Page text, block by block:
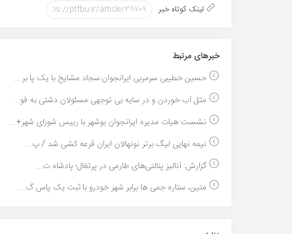
لینک کوتاه خبر
خبر‌های مرتبط
حسین خطیبی سرمربی ایرانجوان:سجاد مشایخ با یک پا بر...
مثل آب خوردن و در سایه بی توجهی مسئولان دشتی به فو...
نشست هیات مدیره ایرانجوان بوشهر با رییس شورای شهر+...
نیمه نهایی لیگ برتر نونهالان ایران قرعه کشی شد / پ...
گزارش: آنالیز پنالتی‌های طارمی در پرتغال؛ پادشاه ت...
متین، ستاره جمی ها برابر شهر خودرو با ثبت یک پاس گ...